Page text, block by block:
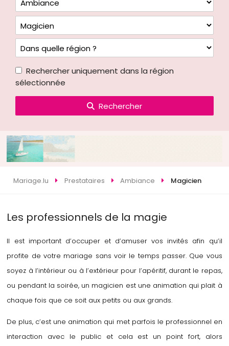
Rechercher uniquement dans la région
sélectionnée
Rechercher
Mariage.lu Prestataires Ambiance Magicien
Les professionnels de la magie
Il est important d’occuper et d’amuser vos invités afin qu’il
profite de votre mariage sans voir le temps passer. Que vous
soyez à l’intérieur ou à l’extérieur pour l’apéritif, durant le repas,
ou pendant la soirée, un magicien est une animation qui plait à
chaque fois que ce soit aux petits ou aux grands.
De plus, c’est une animation qui met parfois le professionnel en
interaction avec le public et cela est un point fort, alors